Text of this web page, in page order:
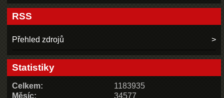
RSS
Přehled zdrojů
Statistiky
Celkem:
1183935
Měsíc:
34577